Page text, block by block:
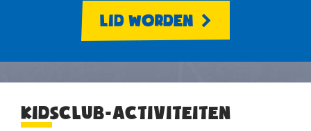
LID WORDEN
KIDSCLUB-ACTIVITEITEN